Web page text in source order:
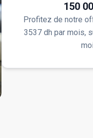
150
Profitez de notre
3537 dh par mois,